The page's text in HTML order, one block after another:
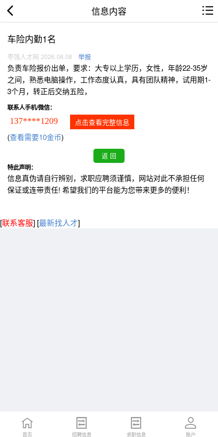
信息内容
车险内勤1名
枣强人才网 2026.08.08 举报
负责车险报价出单，要求：大专以上学历，女性，年龄22-35岁
之间，熟悉电脑操作，工作态度认真，具有团队精神，试用期1-
3个月，转正后交纳五险，
联系人手机/微信：
137****1209 点击查看完整信息
(查看需要10金币)
特此声明：
信息真伪请自行辨别，求职应聘须谨慎，网站对此不承担任何
保证或连带责任! 希望我们的平台能为您带来更多的便利！
[联系客服] [最新找人才]
首页 招聘信息 求职信息 账户